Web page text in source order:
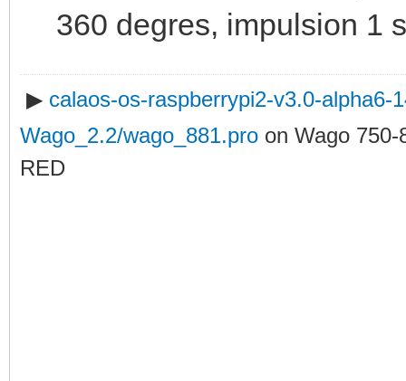
360 degres, impulsion 1
▶ calaos-os-raspberrypi2-v3.0-alpha6-
Wago_2.2/wago_881.pro on Wago 750-
RED